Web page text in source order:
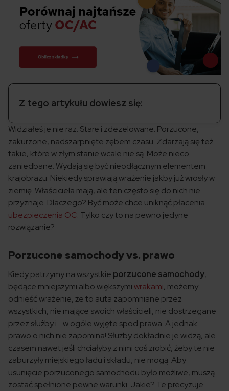
Z tego artykułu dowiesz się:
Widziałeś je nie raz. Stare i zdezelowane. Porzucone,
zakurzone, nadszarpnięte zębem czasu. Zdarzają się też
takie, które w złym stanie wcale nie są. Może nieco
zaniedbane. Wydają się być nieodłącznym elementem
krajobrazu. Niekiedy sprawiają wrażenie jakby już wrosły w
ziemię. Właściciela mają, ale ten często się do nich nie
przyznaje. Dlaczego? Być może chce uniknąć płacenia
ubezpieczenia OC. Tylko czy to na pewno jedyne
rozwiązanie?
Porzucone samochody vs. prawo
Kiedy patrzymy na wszystkie porzucone samochody,
będące mniejszymi albo większymiwrakami, możemy
odnieść wrażenie, że to auta zapomniane przez
wszystkich, nie mające swoich właścicieli, nie dostrzegane
przez służby i… w ogóle wyjęte spod prawa. A jednak
prawo o nich nie zapomina! Służby dokładnie je widzą, ale
czasem nawet jeśli chciałyby z nimi coś zrobić, żeby te nie
zaburzyły miejskiego ładu i składu, nie mogą. Aby
usunięcie porzuconego samochodu było możliwe, muszą
zostać spełnione pewne warunki. Jakie? Te precyzuje